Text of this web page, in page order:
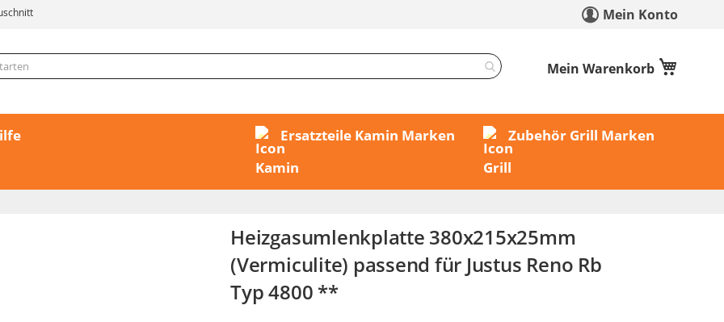
Mein Konto
Mein Warenkorb
Ersatzteile Kamin Marken Zubehör Grill Marken
Heizgasumlenkplatte 380x215x25mm
(Vermiculite) passend für Justus Reno Rb
Typ 4800 **